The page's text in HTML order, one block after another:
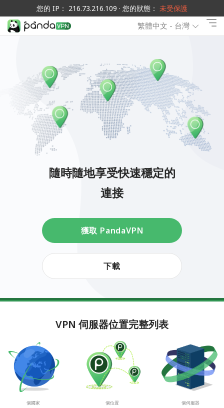
您的 IP： 216.73.216.109 · 您的狀態： 未受保護
繁體中文 - 台灣
隨時隨地享受快速穩定的
連接
獲取 PandaVPN
下載
VPN 伺服器位置完整列表
個國家 個位置 個伺服器